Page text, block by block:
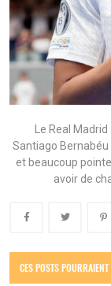
Le Real
Santiago
et beaucoup
avoir de
CES POSTS